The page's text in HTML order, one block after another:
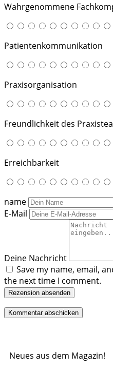
Wahrgenommene
Patientenkommunikation
Praxisorganisation
Freundlichkeit des
Erreichbarkeit
name
E-Mail
Deine Nachricht
Save my name, email,
the next time I comment.
Rezension absenden
Neues aus dem Magazin!